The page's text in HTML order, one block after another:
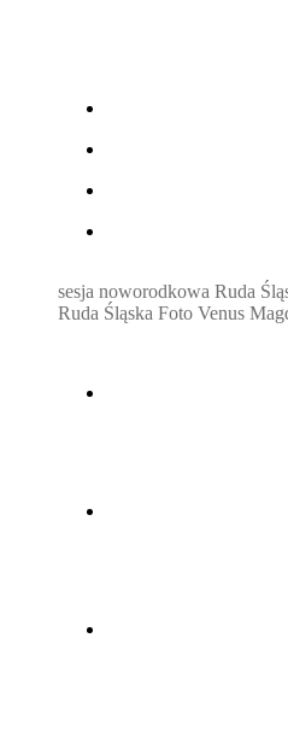
sesja noworodkowa Ruda
Ruda Śląska Foto Venus